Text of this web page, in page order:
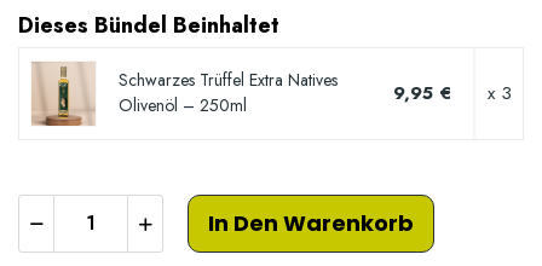
Dieses Bündel Beinhaltet
Schwarzes Trüffel Extra Natives
Olivenöl – 250ml
9,95 € x 3
In Den Warenkorb